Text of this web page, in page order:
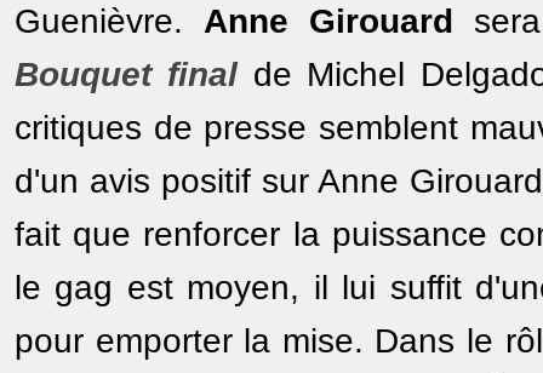
Guenièvre. Anne Girouard
Bouquet finalde Michel
critiques de presse semblent
d'un avis positif sur Anne
fait que renforcer la puissance
le gag est moyen, il lui suffit
pour emporter la mise. Dans le